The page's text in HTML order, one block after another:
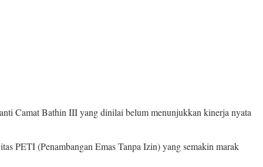
Camat Bathin III yang dinilai belum menunjukkan kinerja nyata
PETI (Penambangan Emas Tanpa Izin) yang semakin marak